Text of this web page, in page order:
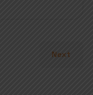
Next